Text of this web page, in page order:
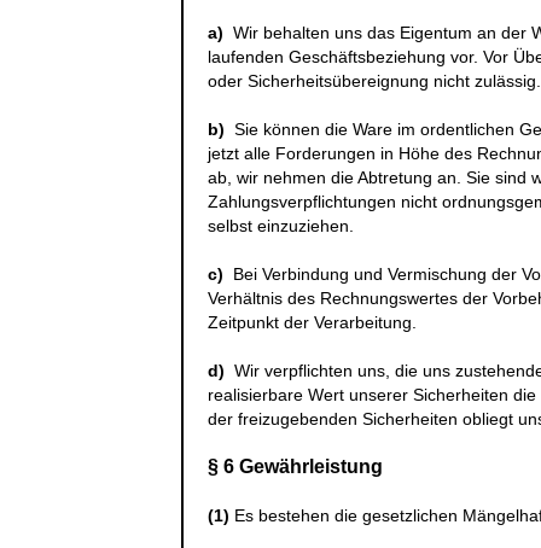
a) Wir behalten uns das Eigentum an der
laufenden Geschäftsbeziehung vor. Vor
oder Sicherheitsübereignung nicht zulässig.
b) Sie können die Ware im ordentlichen
jetzt alle Forderungen in Höhe des
ab, wir nehmen die Abtretung an. Sie sind
Zahlungsverpflichtungen nicht
selbst einzuziehen.
c) Bei Verbindung und Vermischung der
Verhältnis des Rechnungswertes der
Zeitpunkt der Verarbeitung.
d) Wir verpflichten uns, die uns
realisierbare Wert unserer Sicherheiten
der freizugebenden Sicherheiten obliegt
§ 6 Gewährleistung
(1) Es bestehen die gesetzlichen